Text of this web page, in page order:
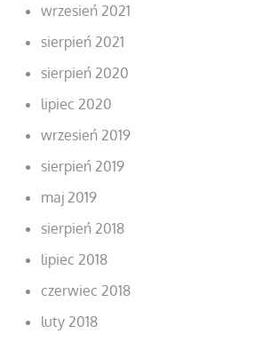
wrzesień 2021
sierpień 2021
sierpień 2020
lipiec 2020
wrzesień 2019
sierpień 2019
maj 2019
sierpień 2018
lipiec 2018
czerwiec 2018
luty 2018